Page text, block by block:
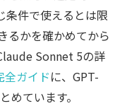
条件で使えるとは限
るかを確かめてから
Sonnet 5の詳
ガイドに、GPT-
めています。